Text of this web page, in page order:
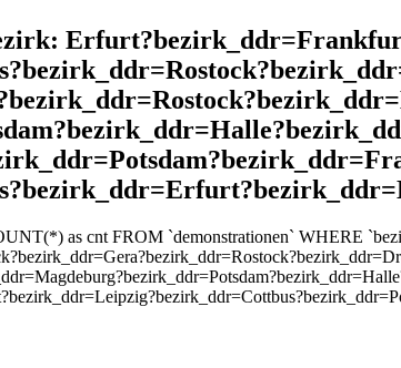
as cnt FROM `demonstrationen` WHERE